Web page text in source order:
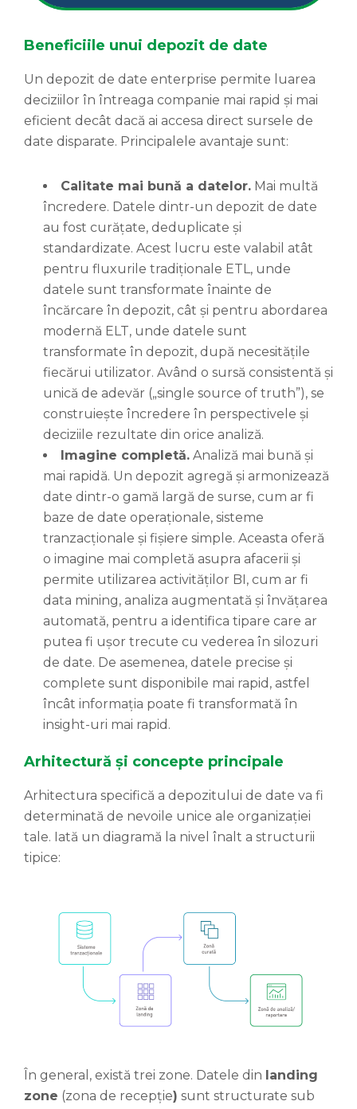
Beneficiile unui depozit de date
Un depozit de date enterprise permite luarea
deciziilor în întreaga companie mai rapid și mai
eficient decât dacă ai accesa direct sursele de
date disparate. Principalele avantaje sunt:
Calitate mai bună a datelor. Mai multă
încredere. Datele dintr-un depozit de date
au fost curățate, deduplicate și
standardizate. Acest lucru este valabil atât
pentru fluxurile tradiționale ETL, unde
datele sunt transformate înainte de
încărcare în depozit, cât și pentru abordarea
modernă ELT, unde datele sunt
transformate în depozit, după necesitățile
fiecărui utilizator. Având o sursă consistentă și
unică de adevăr („single source of truth”), se
construiește încredere în perspectivele și
deciziile rezultate din orice analiză.
Imagine completă. Analiză mai bună și
mai rapidă. Un depozit agregă și armonizează
date dintr-o gamă largă de surse, cum ar fi
baze de date operaționale, sisteme
tranzacționale și fișiere simple. Aceasta oferă
o imagine mai completă asupra afacerii și
permite utilizarea activităților BI, cum ar fi
data mining, analiza augmentată și învățarea
automată, pentru a identifica tipare care ar
putea fi ușor trecute cu vederea în silozuri
de date. De asemenea, datele precise și
complete sunt disponibile mai rapid, astfel
încât informația poate fi transformată în
insight-uri mai rapid.
Arhitectură și concepte principale
Arhitectura specifică a depozitului de date va fi
determinată de nevoile unice ale organizației
tale. Iată un diagramă la nivel înalt a structurii
tipice:
În general, există trei zone. Datele din landing
zone (zona de recepție) sunt structurate sub